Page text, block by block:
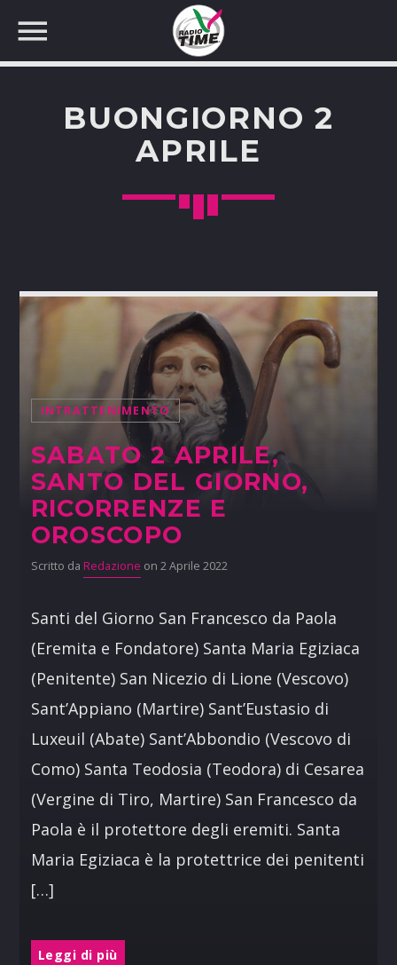
CERCA NEL SITO WEB:
BUONGIORNO 2
APRILE
INTRATTENIMENTO
SABATO 2 APRILE,
SANTO DEL GIORNO,
RICORRENZE E
OROSCOPO
Scritto da Redazione on 2 Aprile 2022
Santi del Giorno San Francesco da Paola
(Eremita e Fondatore) Santa Maria Egiziaca
(Penitente) San Nicezio di Lione (Vescovo)
Sant’Appiano (Martire) Sant’Eustasio di
Luxeuil (Abate) Sant’Abbondio (Vescovo di
Como) Santa Teodosia (Teodora) di Cesarea
(Vergine di Tiro, Martire) San Francesco da
Paola è il protettore degli eremiti. Santa
Maria Egiziaca è la protettrice dei penitenti
[…]
Leggi di più